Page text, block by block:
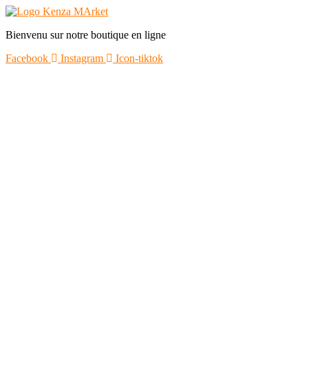
Bienvenu sur notre boutique en ligne
Facebook
Instagram Icon-tiktok